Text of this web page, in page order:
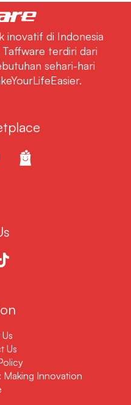
inovatif di Indonesia
Taffware terdiri dari
sehari-hari
Us
Innovation